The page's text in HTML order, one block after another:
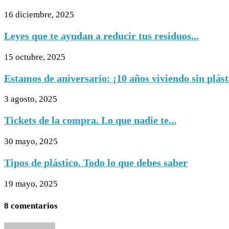
16 diciembre, 2025
Leyes que te ayudan a reducir tus residuos...
15 octubre, 2025
Estamos de aniversario: ¡10 años viviendo sin
3 agosto, 2025
Tickets de la compra. Lo que nadie te...
30 mayo, 2025
Tipos de plástico. Todo lo que debes saber
19 mayo, 2025
8 comentarios